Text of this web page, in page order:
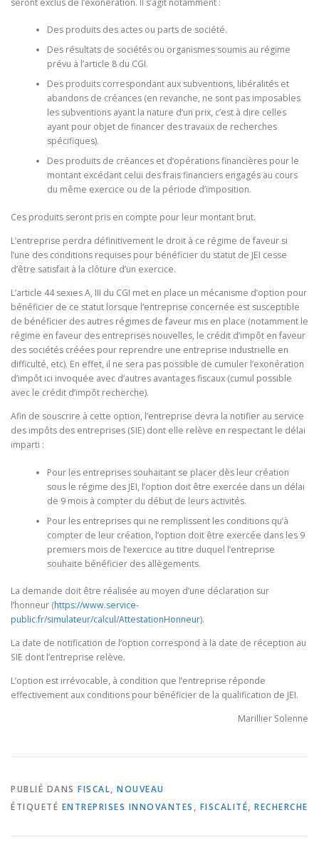
seront exclus de l’exonération. Il s’agit notamment :
Des produits des actes ou parts de société.
Des résultats de sociétés ou organismes soumis au régime
prévu à l’article 8 du CGI.
Des produits correspondant aux subventions, libéralités et
abandons de créances (en revanche, ne sont pas imposables
les subventions ayant la nature d’un prix, c’est à dire celles
ayant pour objet de financer des travaux de recherches
spécifiques).
Des produits de créances et d’opérations financières pour le
montant excédant celui des frais financiers engagés au cours
du même exercice ou de la période d’imposition.
Ces produits seront pris en compte pour leur montant brut.
L’entreprise perdra définitivement le droit à ce régime de faveur si
l’une des conditions requises pour bénéficier du statut de JEI cesse
d’être satisfait à la clôture d’un exercice.
L’article 44 sexies A, III du CGI met en place un mécanisme d’option pour
bénéficier de ce statut lorsque l’entreprise concernée est susceptible
de bénéficier des autres régimes de faveur mis en place (notamment le
régime en faveur des entreprises nouvelles, le crédit d’impôt en faveur
des sociétés créées pour reprendre une entreprise industrielle en
difficulté, etc). En effet, il ne sera pas possible de cumuler l’exonération
d’impôt ici invoquée avec d’autres avantages fiscaux (cumul possible
avec le crédit d’impôt recherche).
Afin de souscrire à cette option, l’entreprise devra la notifier au service
des impôts des entreprises (SIE) dont elle relève en respectant le délai
imparti :
Pour les entreprises souhaitant se placer dès leur création
sous le régime des JEI, l’option doit être exercée dans un délai
de 9 mois à compter du début de leurs activités.
Pour les entreprises qui ne remplissent les conditions qu’à
compter de leur création, l’option doit être exercée dans les 9
premiers mois de l’exercice au titre duquel l’entreprise
souhaite bénéficier des allègements.
La demande doit être réalisée au moyen d’une déclaration sur
l’honneur (https://www.service-
public.fr/simulateur/calcul/AttestationHonneur).
La date de notification de l’option correspond à la date de réception au
SIE dont l’entreprise relève.
L’option est irrévocable, à condition que l’entreprise réponde
effectivement aux conditions pour bénéficier de la qualification de JEI.
Marillier Solenne
PUBLIÉ DANS FISCAL, NOUVEAU
ÉTIQUETÉ ENTREPRISES INNOVANTES , FISCALITÉ, RECHERCHE